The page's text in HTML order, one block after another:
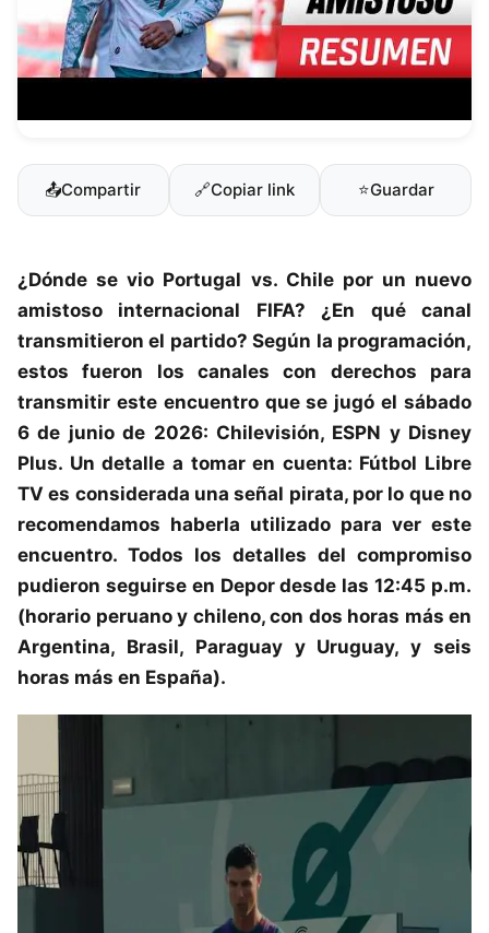
📤Compartir 🔗Copiar link ⭐Guardar
¿Dónde se vio Portugal vs. Chilepor un nuevo
amistoso internacional FIFA? ¿En qué canal
transmitieron el partido? Según la programación,
estos fueron los canales con derechos para
transmitir este encuentro que se jugó el sábado
6 de junio de 2026: Chilevisión, ESPN y Disney
Plus. Un detalle a tomar en cuenta: Fútbol Libre
TV es considerada una señal pirata, por lo que no
recomendamos haberla utilizado para ver este
encuentro. Todos los detalles del compromiso
pudieron seguirse en Depor desde las 12:45 p.m.
(horario peruano y chileno, con dos horas más en
Argentina, Brasil, Paraguay y Uruguay, y seis
horas más en España).